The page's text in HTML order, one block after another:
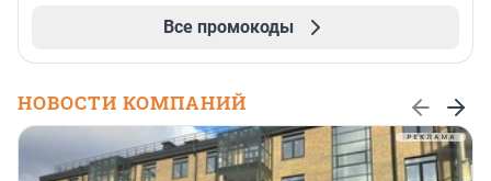
Все промокоды
НОВОСТИ КОМПАНИЙ